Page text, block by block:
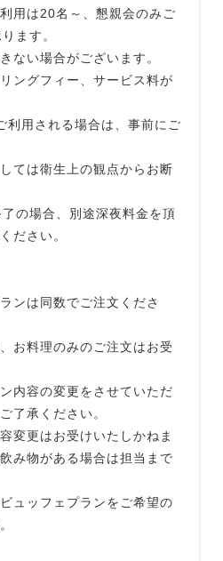
用は20名～、懇親会のみご
ます。
ない場合がございます。
ングフィー、サービス料が
用される場合は、事前にご
ては衛生上の観点からお断
の場合、別途深夜料金を頂
ださい。
ンは同数でご注文くださ
お料理のみのご注文はお受
内容の変更をさせていただ
了承ください。
変更はお受けいたしかねま
み物がある場合は担当まで
ュッフェプランをご希望の